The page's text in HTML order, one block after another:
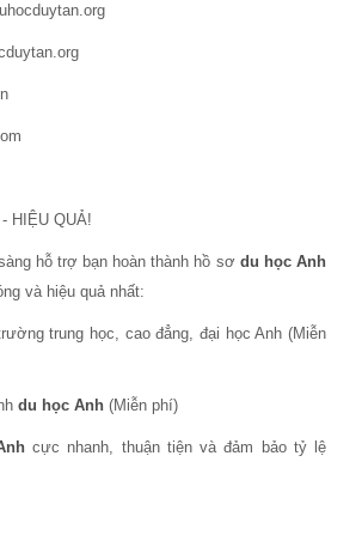
HIỆU QUẢ!
hỗ trợ bạn hoàn thành hồ sơ du học Anh
và hiệu quả nhất:
trung học, cao đẳng, đại học Anh (Miễn
du học Anh (Miễn phí)
cực nhanh, thuận tiện và đảm bảo tỷ lệ